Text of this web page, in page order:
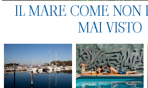
IL MARE COME NON
MAI VISTO